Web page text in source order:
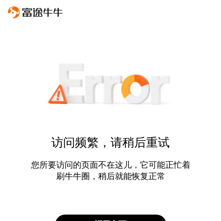
访问频繁，请稍后重试
您所要访问的页面不在这儿，它可能正忙着
刷牛牛圈，稍后就能恢复正常